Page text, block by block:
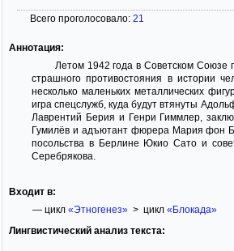
Всего проголосовало: 21
Аннотация:
Летом 1942 года в Советском Союзе
страшного противостояния в истории
несколько маленьких металлических
игра спецслужб, куда будут втянуты
Лаврентий Берия и Генри Гиммлер,
Гумилёв и адъютант фюрера Мария фон
посольства в Берлине Юкио Сато и
Серебрякова.
Входит в:
— цикл «Этногенез»> цикл «Блокада»
Лингвистический анализ текста: